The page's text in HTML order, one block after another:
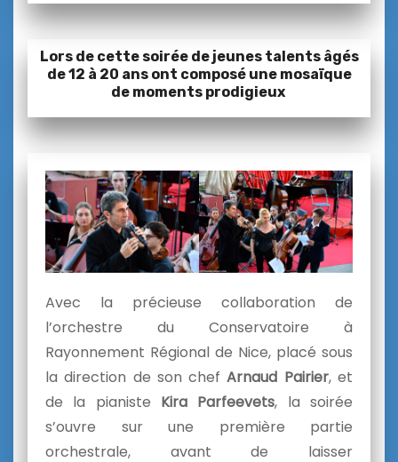
Lors de cette soirée de jeunes talents âgés
de 12 à 20 ans ont composé une mosaïque
de moments prodigieux
Avec la précieuse collaboration de
l’orchestre du Conservatoire à
Rayonnement Régional de Nice, placé sous
la direction de son chefArnaud Pairier, et
de la pianiste Kira Parfeevets, la soirée
s’ouvre sur une première partie
orchestrale, avant de laisser